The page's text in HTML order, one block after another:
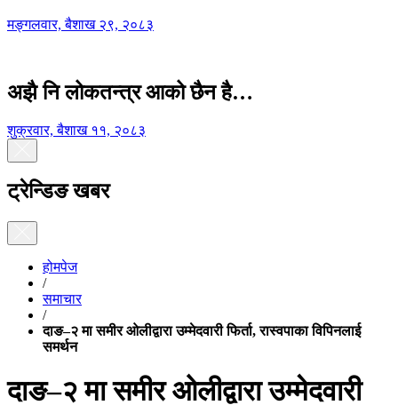
मङ्गलवार, बैशाख २९, २०८३
अझै नि लोकतन्त्र आको छैन है…
शुक्रवार, बैशाख ११, २०८३
ट्रेन्डिङ खबर
होमपेज
/
समाचार
/
दाङ–२ मा समीर ओलीद्वारा उम्मेदवारी फिर्ता, रास्वपाका विपिनलाई
समर्थन
दाङ–२ मा समीर ओलीद्वारा उम्मेदवारी